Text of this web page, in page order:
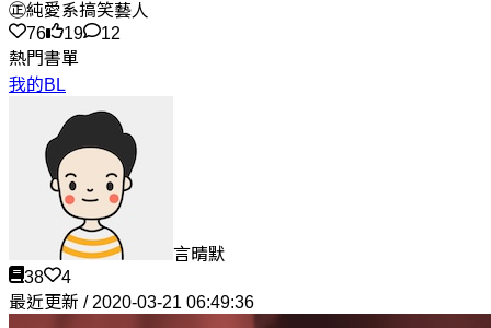
㊣純愛系搞笑藝人
76
19
12
熱門書單
我的BL
言晴默
38
4
最近更新 / 2020-03-21 06:49:36